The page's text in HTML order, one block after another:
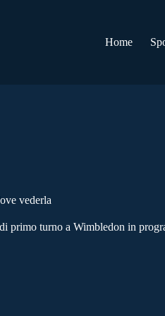
Home
vederla
primo turno a Wimbledon in